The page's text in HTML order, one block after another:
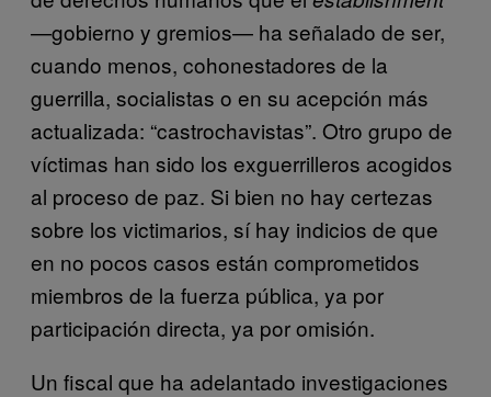
—gobierno y gremios— ha señalado de ser,
cuando menos, cohonestadores de la
guerrilla, socialistas o en su acepción más
actualizada: “castrochavistas”. Otro grupo de
víctimas han sido los exguerrilleros acogidos
al proceso de paz. Si bien no hay certezas
sobre los victimarios, sí hay indicios de que
en no pocos casos están comprometidos
miembros de la fuerza pública, ya por
participación directa, ya por omisión.
Un fiscal que ha adelantado investigaciones